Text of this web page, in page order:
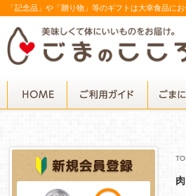
「記念品」や「贈り物」等のギフトは大幸食品に